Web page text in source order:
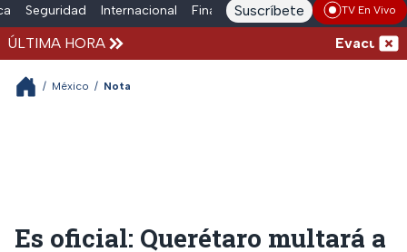
Seguridad Internacional Finanzas adn Noticias Radio
Suscríbete TV En Vivo
ÚLTIMA HORA Evacuación
/ México / Nota
Es oficial: Querétaro multará a